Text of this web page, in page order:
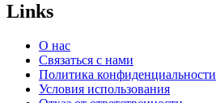
Links
О нас
Связаться с нами
Политика конфиденциальности
Условия использования